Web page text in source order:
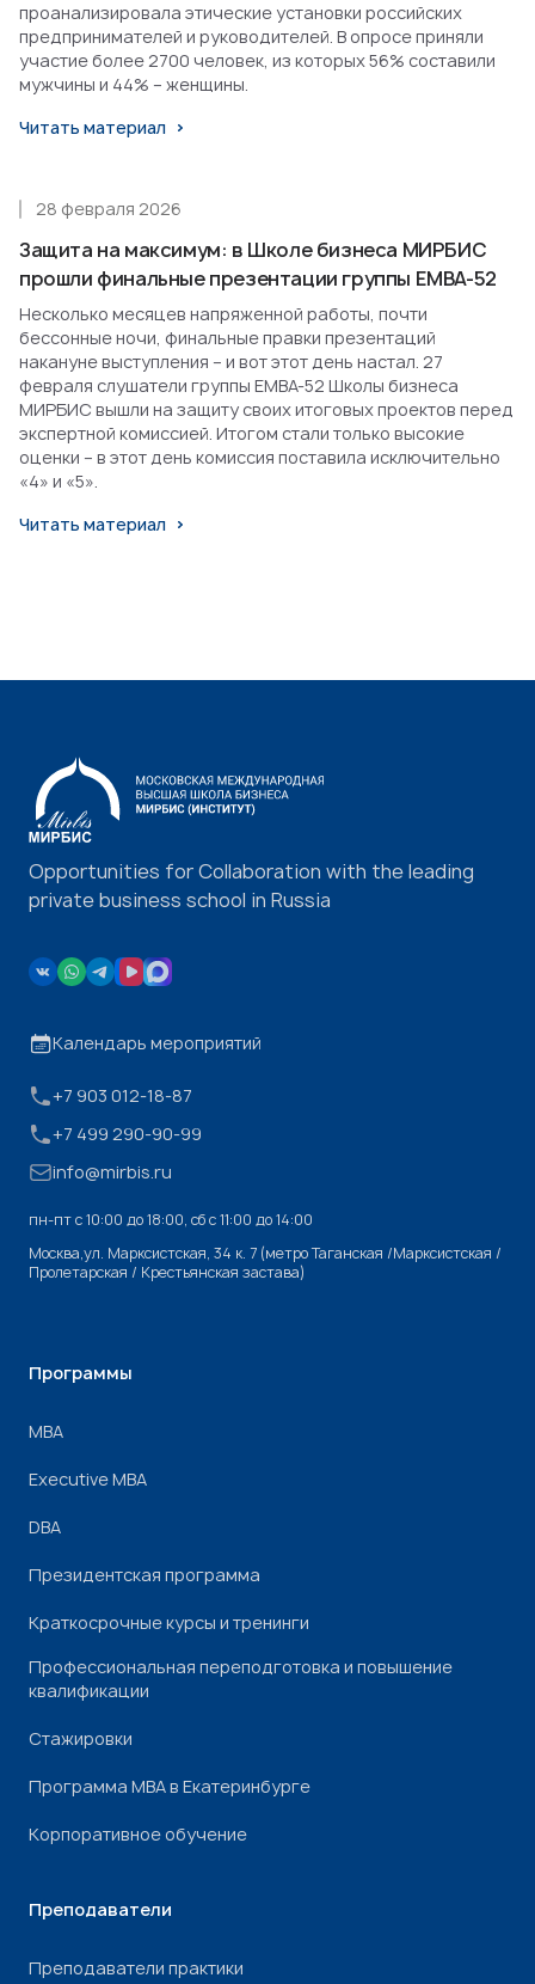
проанализировала этические установки российских
предпринимателей и руководителей. В опросе приняли
участие более 2700 человек, из которых 56% составили
мужчины и 44% – женщины.
Читать материал
Защита на максимум: в Школе бизнеса МИРБИС
прошли финальные презентации группы EMBA-52
28 февраля 2026
Несколько месяцев напряженной работы, почти
бессонные ночи, финальные правки презентаций
накануне выступления – и вот этот день настал. 27
февраля слушатели группы EMBA-52 Школы бизнеса
МИРБИС вышли на защиту своих итоговых проектов перед
экспертной комиссией. Итогом стали только высокие
оценки – в этот день комиссия поставила исключительно
«4» и «5».
Читать материал
Opportunities for Collaboration with the leading
private business school in Russia
Календарь мероприятий
+7 903 012-18-87
+7 499 290-90-99
info@mirbis.ru
пн-пт с 10:00 до 18:00, cб с 11:00 до 14:00
Москва,ул. Марксистская, 34 к. 7 (метро Таганская /Марксистская /
Пролетарская / Крестьянская застава)
Программы
МВА
Executive MBA
DBA
Президентская программа
Краткосрочные курсы и тренинги
Профессиональная переподготовка и повышение
квалификации
Стажировки
Программа МВА в Екатеринбурге
Корпоративное обучение
Преподаватели
Преподаватели практики